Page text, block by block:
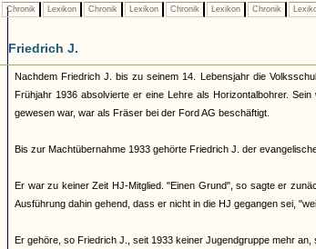
Chronik Lexikon Chronik Lexikon Chronik Lexikon Chronik
Friedrich J.
Nachdem Friedrich J. bis zu seinem 14. Lebensjahr die
Frühjahr 1936 absolvierte er eine Lehre als Horizontalbohrer.
gewesen war, war als Fräser bei der Ford AG beschäftigt.
Bis zur Machtübernahme 1933 gehörte Friedrich J. der
Er war zu keiner Zeit HJ-Mitglied. "Einen Grund", so sagte er
Ausführung dahin gehend, dass er nicht in die HJ gegangen sei,
Er gehöre, so Friedrich J., seit 1933 keiner Jugendgruppe mehr